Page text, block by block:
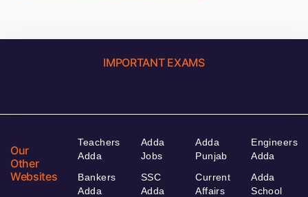
IMPORTANT EXAMS
Our
Other
Websites
Teachers
Adda
Bankers
Adda
Adda
Jobs
SSC
Adda
Adda
Punjab
Current
Affairs
Engineers
Adda
Adda
School